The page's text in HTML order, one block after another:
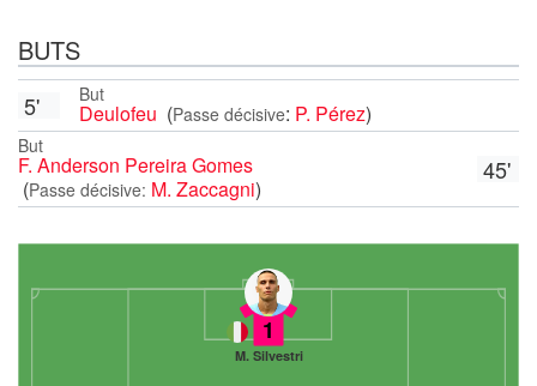
BUTS
But
Deulofeu (Passe décisive: P. Pérez)
5'
45'
But
F. Anderson Pereira Gomes
(Passe décisive: M. Zaccagni)
1
M. Silvestri